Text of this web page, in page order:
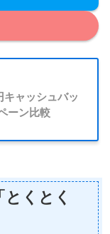
キャッシュバッ
ーン比較
くとく